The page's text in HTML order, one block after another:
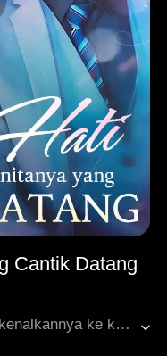
Cantik Datang
Ibu Lorna menikah lagi, memperkenalkannya ke keluarga baru, di mana dia jatuh cinta dengan paman tirinya, Jeff. Tanpa sepengetahuan Lorna, Jeff membalas perasaannya. Saat Lorna mengejar karier di dunia hiburan, Jeff mendukungnya di sepanjang jalan, dan ikatan mereka semakin dalam sepanjang perjalanan ini.